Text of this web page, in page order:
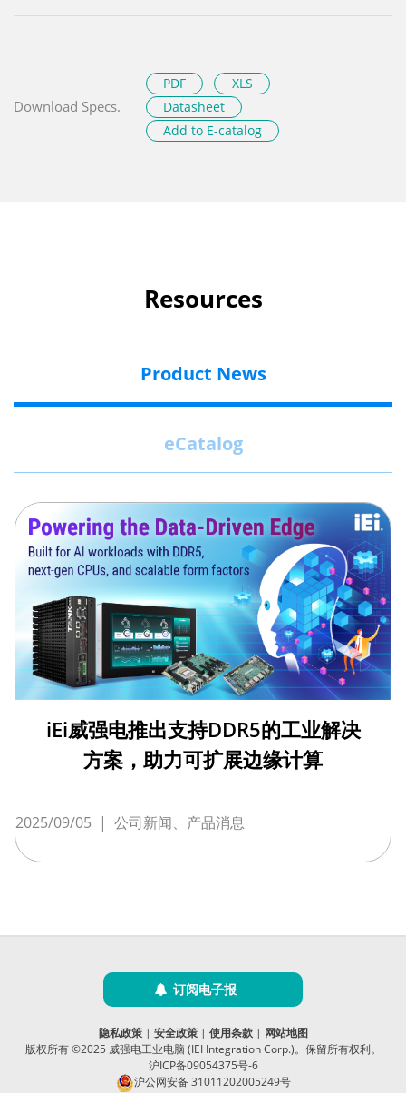
Download Specs.
PDF
XLS
Datasheet
Add to E-catalog
Resources
Product News
eCatalog
iEi威强电推出支持DDR5的工业解决
方案，助力可扩展边缘计算
2025/09/05 | 公司新闻、产品消息
订阅电子报
隐私政策| 安全政策| 使用条款| 网站地图
版权所有 ©2025 威强电工业电脑 (IEI Integration Corp.)。保留所有权利。
沪ICP备09054375号-6
沪公网安备 31011202005249号